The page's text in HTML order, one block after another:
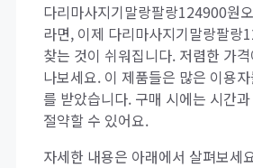
다리마사지기말랑팔랑124900원
라면, 이제 다리마사지기말랑팔랑
찾는 것이 쉬워집니다. 저렴한 가
나보세요. 이 제품들은 많은 이용
를 받았습니다. 구매 시에는 시간
절약할 수 있어요.
자세한 내용은 아래에서 살펴보세